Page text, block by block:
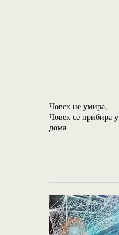
Човек не умира,
Човек се прибира у
дома